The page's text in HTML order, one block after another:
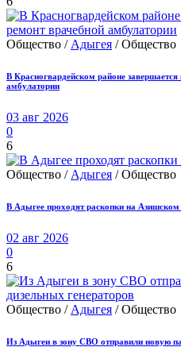
Общество / Адыгея / Общество
В Красногвардейском районе
амбулатории
03 авг 2026
0
6
Общество / Адыгея / Общество
В Адыгее проходят раскопки на Азишском
02 авг 2026
0
6
Общество / Адыгея / Общество
Из Адыгеи в зону СВО отправили новую